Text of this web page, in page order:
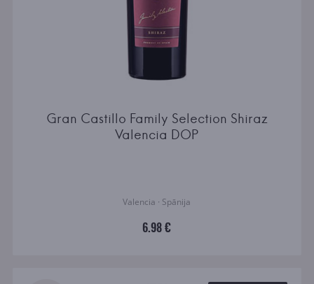
Gran Castillo Family Selection Shiraz
Valencia DOP
Valencia · Spānija
6.98 €